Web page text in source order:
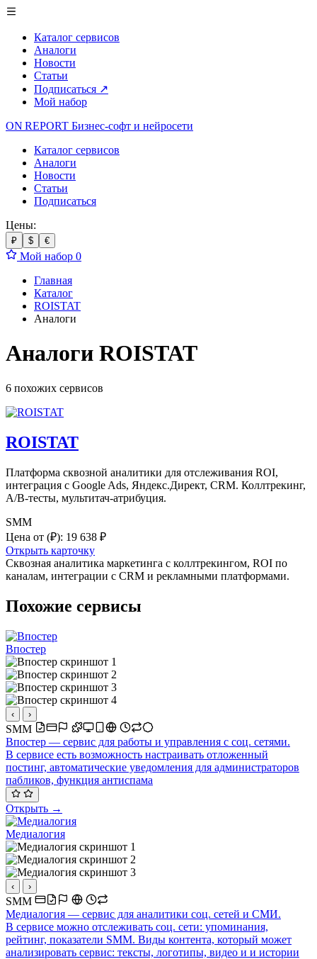
Каталог сервисов
Аналоги
Новости
Статьи
Подписаться ↗
Мой набор
ON REPORT Бизнес-софт и нейросети
Каталог сервисов
Аналоги
Новости
Статьи
Подписаться
Цены:
₽ $ €
Мой набор 0
Главная
Каталог
ROISTAT
Аналоги
Аналоги ROISTAT
6 похожих сервисов
ROISTAT
Платформа сквозной аналитики для отслеживания ROI,
интеграция с Google Ads, Яндекс.Директ, CRM. Коллтрекинг,
A/B-тесты, мультитач-атрибуция.
SMM
Цена от (₽): 19 638 ₽
Открыть карточку
Сквозная аналитика маркетинга с коллтрекингом, ROI по
каналам, интеграции с CRM и рекламными платформами.
Похожие сервисы
Впостер
‹ ›
SMM
Впостер — сервис для работы и управления с соц. сетями.
В сервисе есть возможность настраивать отложенный
постинг, автоматические уведомления для администраторов
пабликов, функция антиспама
Открыть →
Медиалогия
‹ ›
SMM
Медиалогия — сервис для аналитики соц. сетей и СМИ.
В сервисе можно отслеживать соц. сети: упоминания,
рейтинг, показатели SMM. Виды контента, который может
анализировать сервис: тексты, логотипы, видео и и истории